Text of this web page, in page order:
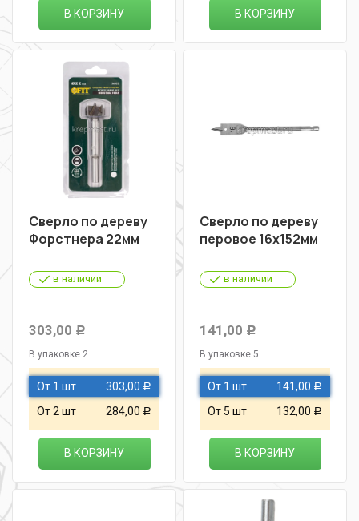
В КОРЗИНУ В КОРЗИНУ
Сверло по дереву
Форстнера 22мм
в наличии
303,00 Р
В упаковке 2
От 1 шт 303,00 Р
От 2 шт 284,00 Р
В КОРЗИНУ
Сверло по дереву
перовое 16х152мм
в наличии
141,00 Р
В упаковке 5
От 1 шт 141,00 Р
От 5 шт 132,00 Р
В КОРЗИНУ